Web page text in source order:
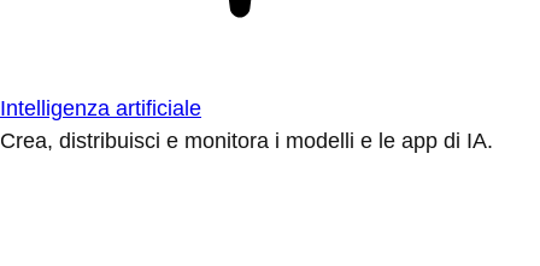
Intelligenza artificiale
Crea, distribuisci e monitora i modelli e le app di IA.